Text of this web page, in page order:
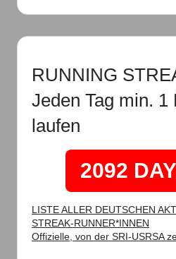
RUNNING
Jeden Tag min. 1
laufen
2092
LISTE ALLER DEUTSCHEN
STREAK-RUNNER*INNEN
Offizielle, von der SRI-USRSA